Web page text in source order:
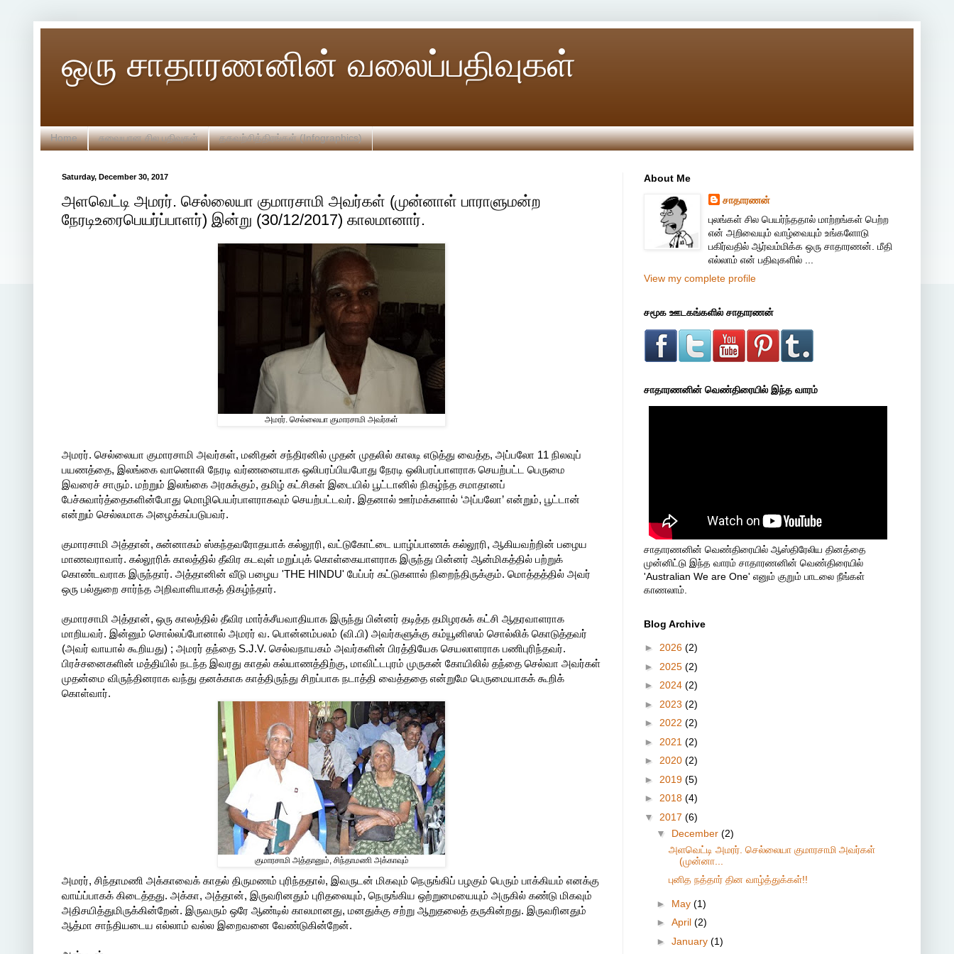
ஒரு சாதாரணனின் வலைப்பதிவுகள்
Home சுவையான சில பதிவுகள் தகவற்சித்திரங்கள் (Infographics)
Saturday, December 30, 2017
அளவெட்டி அமரர். செல்லையா குமாரசாமி அவர்கள் (முன்னாள் பாராளுமன்ற
நேரடிஉரைபெயர்ப்பாளர்) இன்று (30/12/2017) காலமானார்.
அமரர். செல்லையா குமாரசாமி அவர்கள்
அமரர். செல்லையா குமாரசாமி அவர்கள், மனிதன் சந்திரனில் முதன் முதலில் காலடி எடுத்து வைத்த, அப்பலோ 11 நிலவுப்
பயணத்தை, இலங்கை வானொலி நேரடி வர்ணனையாக ஒலிபரப்பியபோது நேரடி ஒலிபரப்பாளராக செயற்பட்ட பெருமை
இவரைச் சாரும். மற்றும் இலங்கை அரசுக்கும், தமிழ் கட்சிகள் இடையில் பூட்டானில் நிகழ்ந்த சமாதானப்
பேச்சுவார்த்தைகளின்போது மொழிபெயர்பாளராகவும் செயற்பட்டவர். இதனால் ஊர்மக்களால் ‘அப்பலோ’ என்றும், பூட்டான்
என்றும் செல்லமாக அழைக்கப்படுபவர்.
குமாரசாமி அத்தான், சுன்னாகம் ஸ்கந்தவரோதயாக் கல்லூரி, வட்டுகோட்டை யாழ்ப்பாணக் கல்லூரி, ஆகியவற்றின் பழைய
மாணவராவார். கல்லூரிக் காலத்தில் தீவிர கடவுள் மறுப்புக் கொள்கையாளராக இருந்து பின்னர் ஆன்மிகத்தில் பற்றுக்
கொண்டவராக இருந்தார். அத்தானின் வீடு பழைய 'THE HINDU' பேப்பர் கட்டுகளால் நிறைந்திருக்கும். மொத்தத்தில் அவர்
ஒரு பல்துறை சார்ந்த அறிவாளியாகத் திகழ்ந்தார்.
குமாரசாமி அத்தான், ஒரு காலத்தில் தீவிர மார்க்சீயவாதியாக இருந்து பின்னர் தடித்த தமிழரசுக் கட்சி ஆதரவாளராக
மாறியவர். இன்னும் சொல்லப்போனால் அமரர் வ. பொன்னம்பலம் (வி.பி) அவர்களுக்கு கம்யூனிஸம் சொல்லிக் கொடுத்தவர்
(அவர் வாயால் கூறியது) ; அமரர் தந்தை S.J.V. செல்வநாயகம் அவர்களின் பிரத்தியேக செயலாளராக பணிபுரிந்தவர்.
பிரச்சனைகளின் மத்தியில் நடந்த இவரது காதல் கல்யாணத்திற்கு, மாவிட்டபுரம் முருகன் கோயிலில் தந்தை செல்வா அவர்கள்
முதன்மை விருந்தினராக வந்து தனக்காக காத்திருந்து சிறப்பாக நடாத்தி வைத்ததை என்றுமே பெருமையாகக் கூறிக்
கொள்வார்.
குமாரசாமி அத்தானும், சிந்தாமணி அக்காவும்
அமரர், சிந்தாமணி அக்காவைக் காதல் திருமணம் புரிந்ததால், இவருடன் மிகவும் நெருங்கிப் பழகும் பெரும் பாக்கியம் எனக்கு
வாய்ப்பாக‌க் கிடைத்தது. அக்கா, அத்தான், இருவரினதும் புரிதலையும், நெருங்கிய ஒற்றுமையையும் அருகில் கண்டு மிகவும்
அதிசயித்துமிருக்கின்றேன். இருவரும் ஒரே ஆண்டில் காலமானது, மனதுக்கு சற்று ஆறுதலைத் தருகின்றது. இருவரினதும்
ஆத்மா சாந்தியடைய எல்லாம் வல்ல இறைவனை வேண்டுகின்றேன்.
About Me
சாதாரணன்
புலங்கள் சில பெயர்ந்ததால் மாற்றங்கள் பெற்ற
என் அறிவையும் வாழ்வையும் உங்களோடு
பகிர்வதில் ஆர்வம்மிக்க ஒரு சாதாரணன். மீதி
எல்லாம் என் பதிவுகளில் ...
View my complete profile
சமூக ஊடகங்களில் சாதாரணன்
சாதாரணனின் வெண்திரையில் இந்த வாரம்
சாதாரணனின் வெண்திரையில் ஆஸ்திரேலிய தினத்தை
முன்னிட்டு இந்த வாரம் சாதாரணனின் வெண்திரையில்
'Australian We are One' எனும் குறும் பாடலை நீங்கள்
காணலாம்.
Blog Archive
► 2026 (2)
► 2025 (2)
► 2024 (2)
► 2023 (2)
► 2022 (2)
► 2021 (2)
► 2020 (2)
► 2019 (5)
► 2018 (4)
▼ 2017 (6)
▼ December (2)
அளவெட்டி அமரர். செல்லையா குமாரசாமி அவர்கள்
(முன்னா...
புனித நத்தார் தின வாழ்த்துக்கள்!!
► May (1)
► April (2)
► January (1)